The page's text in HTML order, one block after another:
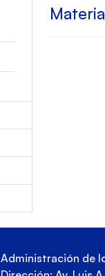
Administración de